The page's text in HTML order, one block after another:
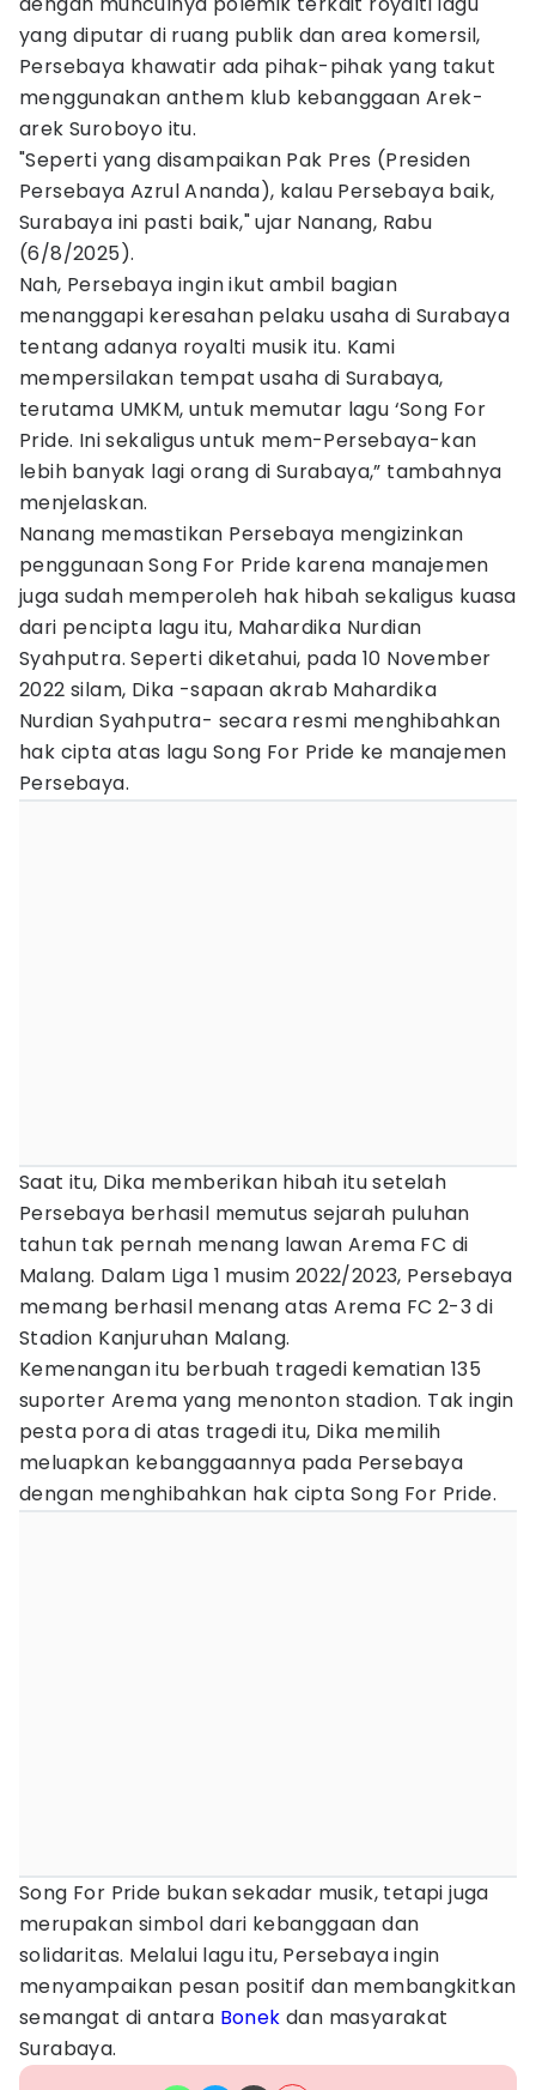
yang diputar di ruang publik dan area komersil,
Persebaya khawatir ada pihak-pihak yang takut
menggunakan anthem klub kebanggaan Arek-
arek Suroboyo itu.
"Seperti yang disampaikan Pak Pres (Presiden
Persebaya Azrul Ananda), kalau Persebaya baik,
Surabaya ini pasti baik," ujar Nanang, Rabu
(6/8/2025).
Nah, Persebaya ingin ikut ambil bagian
menanggapi keresahan pelaku usaha di Surabaya
tentang adanya royalti musik itu. Kami
mempersilakan tempat usaha di Surabaya,
terutama UMKM, untuk memutar lagu ‘Song For
Pride. Ini sekaligus untuk mem-Persebaya-kan
lebih banyak lagi orang di Surabaya,” tambahnya
menjelaskan.
Nanang memastikan Persebaya mengizinkan
penggunaan Song For Pride karena manajemen
juga sudah memperoleh hak hibah sekaligus kuasa
dari pencipta lagu itu, Mahardika Nurdian
Syahputra. Seperti diketahui, pada 10 November
2022 silam, Dika -sapaan akrab Mahardika
Nurdian Syahputra- secara resmi menghibahkan
hak cipta atas lagu Song For Pride ke manajemen
Persebaya.
Saat itu, Dika memberikan hibah itu setelah
Persebaya berhasil memutus sejarah puluhan
tahun tak pernah menang lawan Arema FC di
Malang. Dalam Liga 1 musim 2022/2023, Persebaya
memang berhasil menang atas Arema FC 2-3 di
Stadion Kanjuruhan Malang.
Kemenangan itu berbuah tragedi kematian 135
suporter Arema yang menonton stadion. Tak ingin
pesta pora di atas tragedi itu, Dika memilih
meluapkan kebanggaannya pada Persebaya
dengan menghibahkan hak cipta Song For Pride.
Song For Pride bukan sekadar musik, tetapi juga
merupakan simbol dari kebanggaan dan
solidaritas. Melalui lagu itu, Persebaya ingin
menyampaikan pesan positif dan membangkitkan
semangat di antara Bonek dan masyarakat
Surabaya.